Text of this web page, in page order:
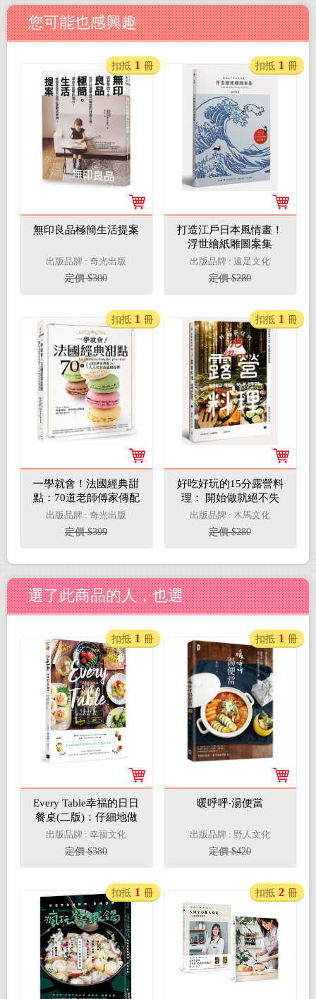
您可能也感興趣
無印良品極簡生活提案
出版品牌 : 奇光出版
定價 $300
扣抵 1 冊
打造江戶日本風情畫！
浮世繪紙雕圖案集
出版品牌 : 遠足文化
定價 $280
扣抵 1 冊
一學就會！法國經典甜
點：70道老師傅家傳配
方，人人在家就能輕鬆
做
出版品牌 : 奇光出版
定價 $399
扣抵 1 冊
好吃好玩的15分露營料
理： 開始做就絕不失
敗！ 54道露營私房料理
食譜
出版品牌 : 木馬文化
定價 $280
扣抵 1 冊
選了此商品的人，也選
Every Table幸福的日日
餐桌(二版)：仔細地做
好每一道菜，接下來每
天都能「偷懶了」！
出版品牌 : 幸福文化
定價 $380
扣抵 1 冊
暖呼呼‧湯便當
出版品牌 : 野人文化
定價 $420
扣抵 1 冊
扣抵 1 冊 扣抵 2 冊